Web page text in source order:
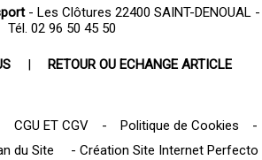
- Les Clôtures 22400 SAINT-DENOUAL -
Tél. 02 96 50 45 50
RETOUR OU ECHANGE ARTICLE
CGU ET CGV - Politique de Cookies
-
du Site - Création Site Internet Perfecto